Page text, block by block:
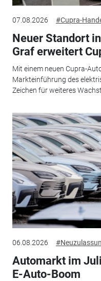
07.08.2026 #Cupra-
Neuer Standort
Graf erweitert
Mit einem neuen Cupra-
Markteinführung des
Zeichen für weiteres
06.08.2026
Automarkt im
E-Auto-Boom